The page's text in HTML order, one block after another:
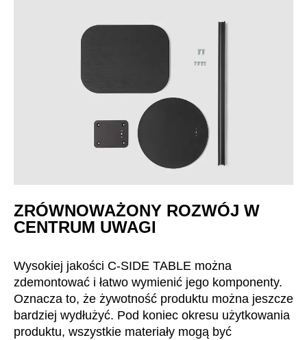
ZRÓWNOWAŻONY ROZWÓJ W
CENTRUM UWAGI
Wysokiej jakości C-SIDE TABLE można
zdemontować i łatwo wymienić jego komponenty.
Oznacza to, że żywotność produktu można jeszcze
bardziej wydłużyć. Pod koniec okresu użytkowania
produktu, wszystkie materiały mogą być